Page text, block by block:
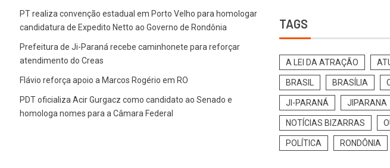
PT realiza convenção estadual em Porto Velho para homologar
candidatura de Expedito Netto ao Governo de Rondônia
Prefeitura de Ji-Paraná recebe caminhonete para reforçar
atendimento do Creas
Flávio reforça apoio a Marcos Rogério em RO
PDT oficializa Acir Gurgacz como candidato ao Senado e
homologa nomes para a Câmara Federal
TAGS
A LEI DA ATRAÇÃO
BRASIL BRASÍLIA
JI-PARANÁ JIPARANA
NOTÍCIAS BIZARRAS
POLÍTICA RONDÔNIA